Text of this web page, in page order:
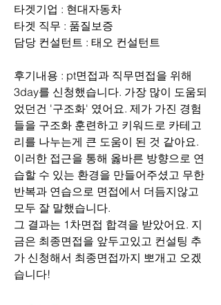
타겟기업 : 현대자동차
타겟 직무 : 품질보증
담당 컨설턴트 : 태오 컨설턴트
후기내용 : pt면접과 직무면접을 위해
3day를 신청했습니다. 가장 많이 도움되
었던건 '구조화' 였어요. 제가 가진 경험
들을 구조화 훈련하고 키워드로 카테고
리를 나누는게 큰 도움이 된 것 같아요.
이러한 접근을 통해 옳바른 방향으로 연
습할 수 있는 환경을 만들어주셨고 무한
반복과 연습으로 면접에서 더듬지않고
모두 잘 말했습니다.
그 결과는 1차면접 합격을 받았어요. 지
금은 최종면접을 앞두고있고 컨설팅 추
가 신청해서 최종면접까지 뽀개고 오겠
습니다!